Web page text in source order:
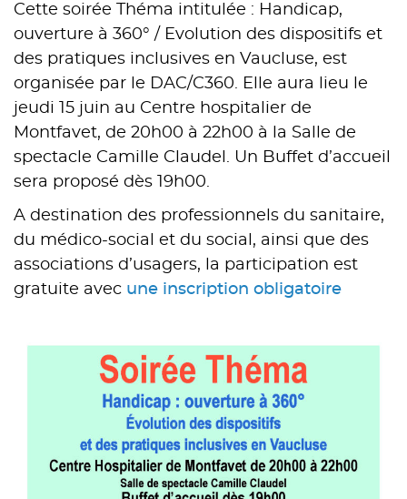
Cette soirée Théma intitulée : Handicap,
ouverture à 360° / Evolution des dispositifs et
des pratiques inclusives en Vaucluse, est
organisée par le DAC/C360. Elle aura lieu le
jeudi 15 juin au Centre hospitalier de
Montfavet, de 20h00 à 22h00 à la Salle de
spectacle Camille Claudel. Un Buffet d’accueil
sera proposé dès 19h00.
A destination des professionnels du sanitaire,
du médico-social et du social, ainsi que des
associations d’usagers, la participation est
gratuite avec une inscription obligatoire